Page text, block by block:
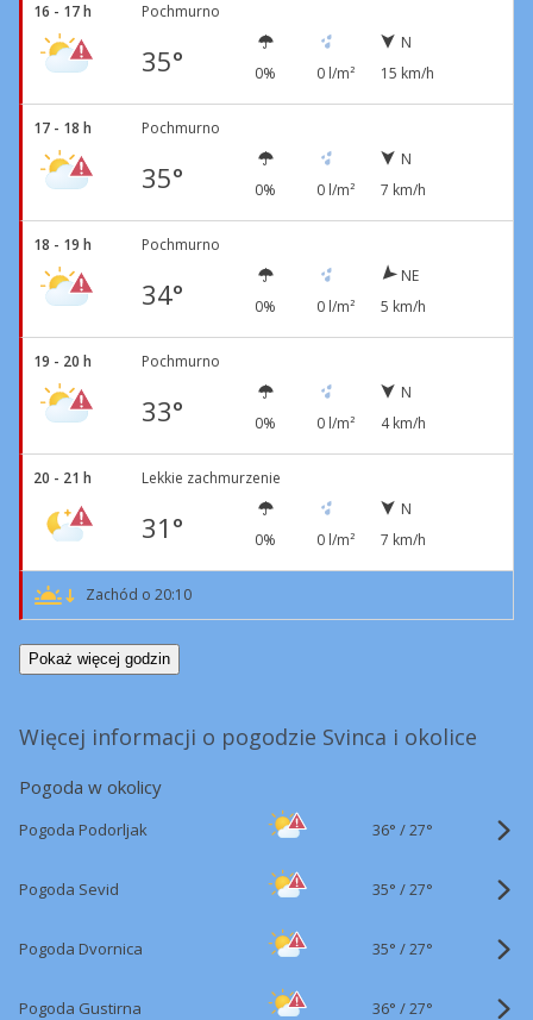
16 - 17 h Pochmurno
35° 0% 0 l/m²
N
15 km/h
17 - 18 h Pochmurno
35° 0% 0 l/m²
N
7 km/h
18 - 19 h Pochmurno
34° 0% 0 l/m²
NE
5 km/h
19 - 20 h Pochmurno
33° 0% 0 l/m²
N
4 km/h
20 - 21 h Lekkie zachmurzenie
31° 0% 0 l/m²
N
7 km/h
Zachód o 20:10
Pokaż więcej godzin
Więcej informacji o pogodzie Svinca i okolice
Pogoda w okolicy
Pogoda Podorljak 36° /27°
Pogoda Sevid 35° /27°
Pogoda Dvornica 35° /27°
Pogoda Gustirna 36° /27°